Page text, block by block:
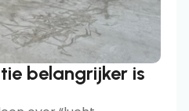
belangrijker is